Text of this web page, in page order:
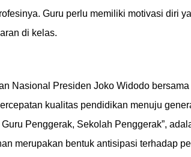
Guru perlu memiliki motivasi diri
di kelas.
Nasional Presiden Joko Widodo bersama
kualitas pendidikan menuju
Penggerak, Sekolah Penggerak”,
merupakan bentuk antisipasi terhadap